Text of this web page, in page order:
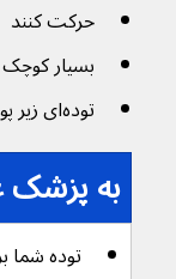
حرکت کنند
بسیار
توده‌ای زیر پوست یا برآمدگی آویزانی روی پوست باشند
به پزشک
توده شما